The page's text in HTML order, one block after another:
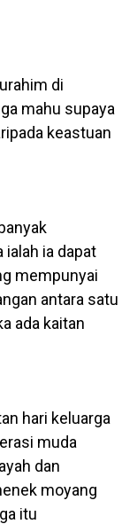
di
mahu supaya
keastuan
ialah ia dapat
mempunyai
antara satu
ada kaitan
hari keluarga
muda
dan
moyang
itu